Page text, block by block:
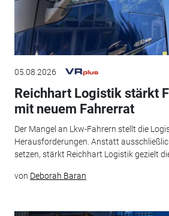
05.08.2026
Reichhart Logistik stärkt
mit neuem Fahrerrat
Der Mangel an Lkw-Fahrern stellt die
Herausforderungen. Anstatt
setzen, stärkt Reichhart Logistik gezielt
von Deborah Baran